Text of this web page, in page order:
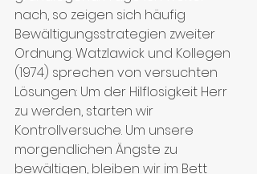
nach, so zeigen sich häufig
Bewältigungsstrategien zweiter
Ordnung. Watzlawick und Kollegen
(1974) sprechen von versuchten
Lösungen: Um der Hilflosigkeit Herr
zu werden, starten wir
Kontrollversuche. Um unsere
morgendlichen Ängste zu
bewältigen, bleiben wir im Bett